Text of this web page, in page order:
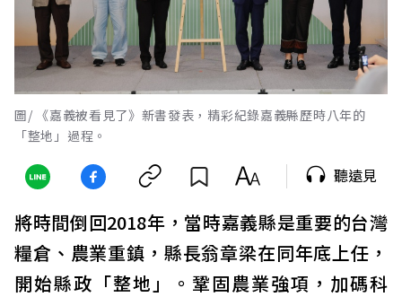
圖/ 《嘉義被看見了》新書發表，精彩紀錄嘉義縣歷時八年的
「整地」過程。
聽遠見
將時間倒回2018年，當時嘉義縣是重要的台灣
糧倉、農業重鎮，縣長翁章梁在同年底上任，
開始縣政「整地」。鞏固農業強項，加碼科